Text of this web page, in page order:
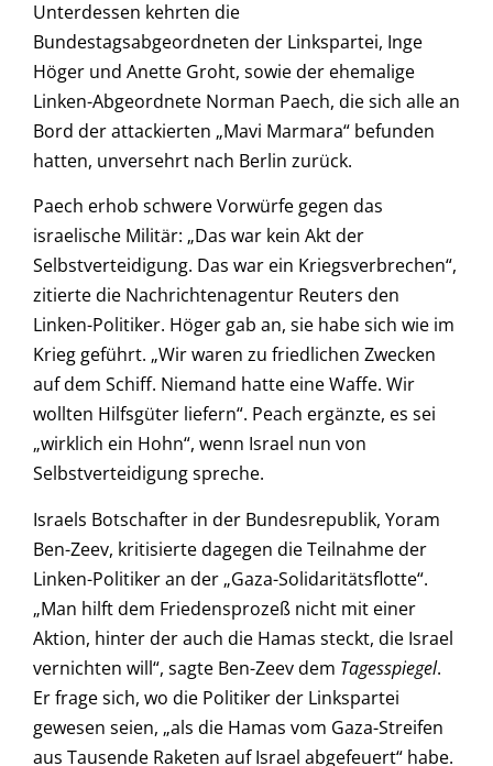
Unterdessen kehrten die
Bundestagsabgeordneten der Linkspartei, Inge
Höger und Anette Groht, sowie der ehemalige
Linken-Abgeordnete Norman Paech, die sich alle an
Bord der attackierten „Mavi Marmara“ befunden
hatten, unversehrt nach Berlin zurück.
Paech erhob schwere Vorwürfe gegen das
israelische Militär: „Das war kein Akt der
Selbstverteidigung. Das war ein Kriegsverbrechen“,
zitierte die Nachrichtenagentur Reuters den
Linken-Politiker. Höger gab an, sie habe sich wie im
Krieg geführt. „Wir waren zu friedlichen Zwecken
auf dem Schiff. Niemand hatte eine Waffe. Wir
wollten Hilfsgüter liefern“. Peach ergänzte, es sei
„wirklich ein Hohn“, wenn Israel nun von
Selbstverteidigung spreche.
Israels Botschafter in der Bundesrepublik, Yoram
Ben-Zeev, kritisierte dagegen die Teilnahme der
Linken-Politiker an der „Gaza-Solidaritätsflotte“.
„Man hilft dem Friedensprozeß nicht mit einer
Aktion, hinter der auch die Hamas steckt, die Israel
vernichten will“, sagte Ben-Zeev dem Tagesspiegel.
Er frage sich, wo die Politiker der Linkspartei
gewesen seien, „als die Hamas vom Gaza-Streifen
aus Tausende Raketen auf Israel abgefeuert“ habe.